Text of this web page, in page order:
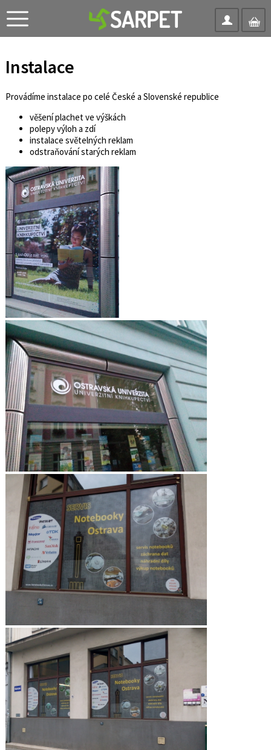
Instalace
Provádíme instalace po celé České a Slovenské republice
věšení plachet ve výškách
polepy výloh a zdí
instalace světelných reklam
odstraňování starých reklam